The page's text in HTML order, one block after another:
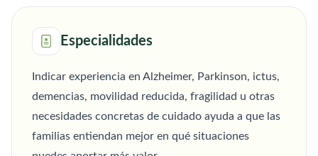
Especialidades
Indicar experiencia en Alzheimer, Parkinson, ictus,
demencias, movilidad reducida, fragilidad u otras
necesidades concretas de cuidado ayuda a que las
familias entiendan mejor en qué situaciones